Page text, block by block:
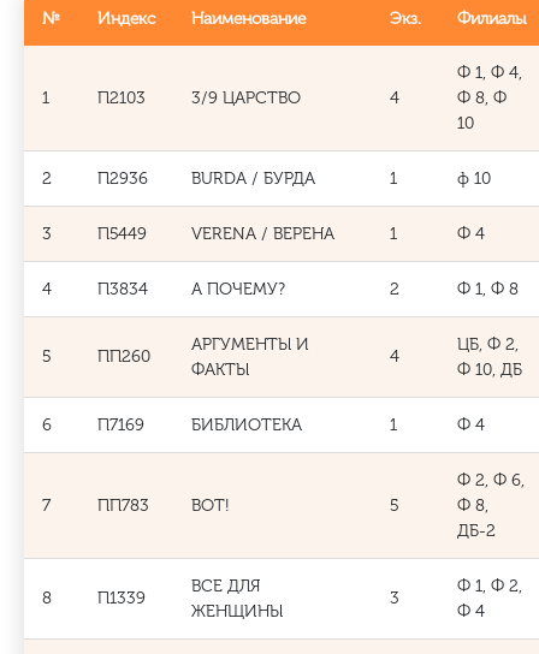
№ Индекс Наименование Экз. Филиалы
1 П2103 3/9 ЦАРСТВО 4
Ф 1, Ф 4,
Ф 8, Ф
10
2 П2936 BURDA / БУРДА 1 ф 10
3 П5449 VERENA / ВЕРЕНА 1 Ф 4
4 П3834 А ПОЧЕМУ? 2 Ф 1, Ф 8
5 ПП260
АРГУМЕНТЫ И
ФАКТЫ
4
ЦБ, Ф 2,
Ф 10, ДБ
6 П7169 БИБЛИОТЕКА 1 Ф 4
7 ПП783 ВОТ! 5
Ф 2, Ф 6,
Ф 8,
ДБ-2
8 П1339
ВСЕ ДЛЯ
ЖЕНЩИНЫ
3
Ф 1, Ф 2,
Ф 4